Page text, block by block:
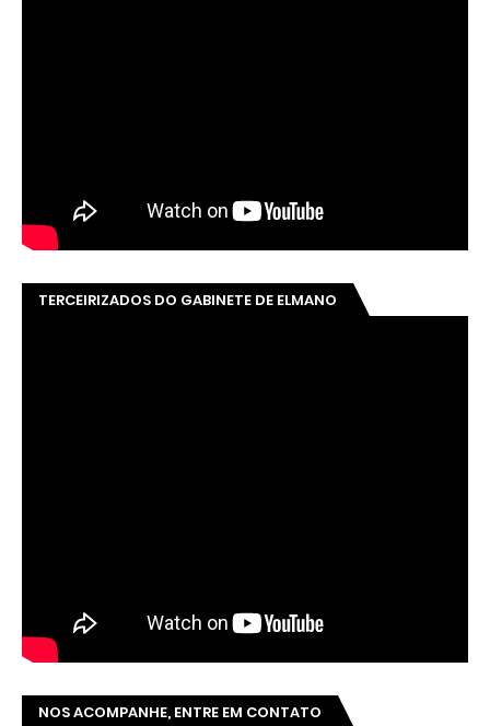
TERCEIRIZADOS DO GABINETE DE ELMANO
NOS ACOMPANHE, ENTRE EM CONTATO